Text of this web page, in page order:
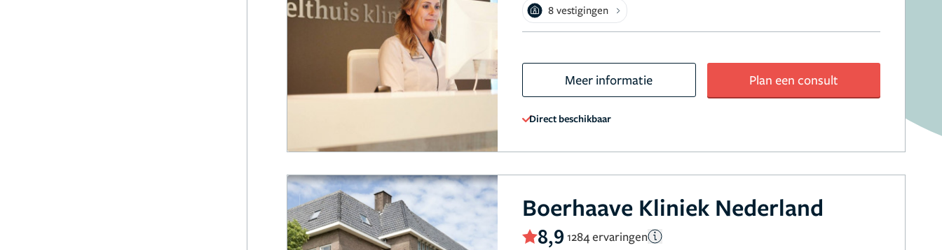
8 vestigingen
Meer informatie Plan een consult
Direct beschikbaar
Boerhaave Kliniek Nederland
8,9 1284 ervaringen